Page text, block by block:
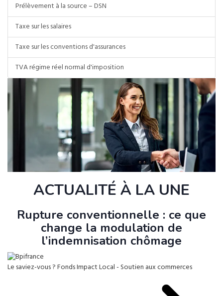
Prélèvement à la source – DSN
Taxe sur les salaires
Taxe sur les conventions d'assurances
TVA régime réel normal d'imposition
ACTUALITÉ À LA UNE
Rupture conventionnelle : ce que
change la modulation de
l’indemnisation chômage
Le saviez-vous ?Fonds Impact Local - Soutien aux commerces